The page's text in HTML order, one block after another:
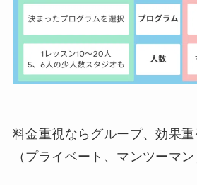
料金重視ならグループ、効果
（プライベート、マンツーマン